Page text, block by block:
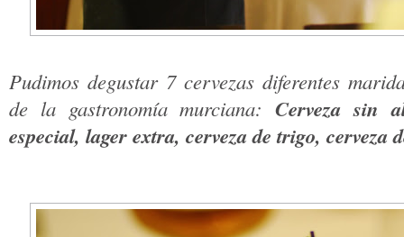
Pudimos degustar 7 cervezas diferentes
de la gastronomía murciana: Cerveza sin
especial, lager extra, cerveza de trigo, cerveza